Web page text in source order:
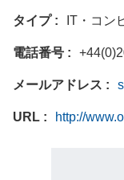
タイプ IT・コン
電話番号
メールアドレス
URL http://